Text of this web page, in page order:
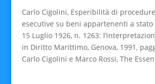
Carlo Cigolini, Esperibilità di
esecutive su beni appartenenti a
15 Luglio 1926, n. 1263:
in Diritto Marittimo, Genova, 1991,
Carlo Cigolini e Marco Rossi, The